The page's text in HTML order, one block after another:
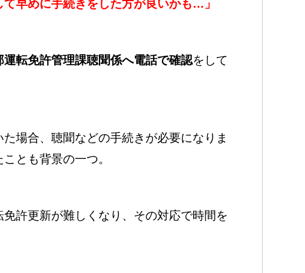
て早めに手続きをした方が良いかも…」
運転免許管理課聴聞係へ電話で確認をして
場合、聴聞などの手続きが必要になりま
とも背景の一つ。
許更新が難しくなり、その対応で時間を